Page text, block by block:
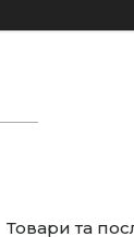
Товари та